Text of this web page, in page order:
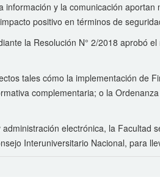
información y la comunicación
positivo en términos de
la Resolución N° 2/2018 aprobó
tales cómo la implementación de
complementaria; o la
electrónica, la
Interuniversitario Nacional, para